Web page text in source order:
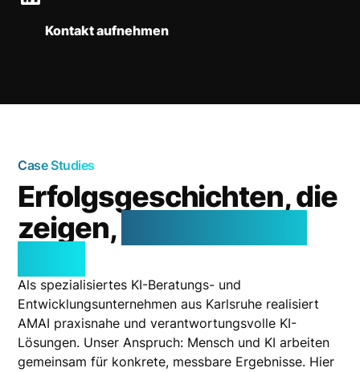
Kontakt aufnehmen
Case Studies
Erfolgsgeschichten, die
zeigen,
Als spezialisiertes KI-Beratungs- und
Entwicklungsunternehmen aus Karlsruhe realisiert
AMAI praxisnahe und verantwortungsvolle KI-
Lösungen. Unser Anspruch: Mensch und KI arbeiten
gemeinsam für konkrete, messbare Ergebnisse. Hier